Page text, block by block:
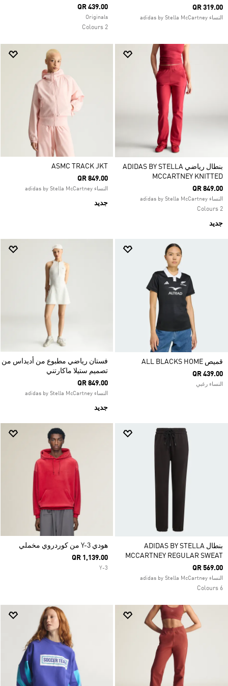
QR 319.00
النساء adidas by Stella McCartney
QR 439.00
Originals
2 Colours
بنطال رياضي ADIDAS BY STELLA
MCCARTNEY KNITTED
QR 849.00
النساء adidas by Stella McCartney
2 Colours
جديد
ASMC TRACK JKT
QR 849.00
النساء adidas by Stella McCartney
جديد
قميص ALL BLACKS HOME
QR 439.00
النساء رغبي
فستان رياضي مطبوع من أديداس من
تصميم ستيلا ماكارتني
QR 849.00
النساء adidas by Stella McCartney
جديد
بنطال ADIDAS BY STELLA
MCCARTNEY REGULAR SWEAT
QR 569.00
النساء adidas by Stella McCartney
6 Colours
هودي Y-3 من كوردروي مخملي
QR 1,139.00
Y-3